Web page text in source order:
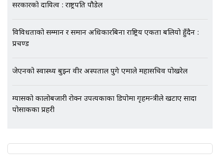
एभरेष्ट अस्पताल फलोअपः CCTV फुटेज
SIDHAKURA |
सरकारको दायित्व : राष्ट्रपति पौडेल
विविधताको सम्मान र समान अधिकारबिना राष्ट्रिय एकता बलियो हुँदैन :
प्रचण्ड
जेएनको स्वास्थ्य बुझ्न वीर अस्पताल पुगे एमाले महासचिव पोखरेल
ग्यासको कालोबजारी रोक्न उपत्यकाका डिपोमा गृहमन्त्रीले खटाए सादा
पोसाकका प्रहरी